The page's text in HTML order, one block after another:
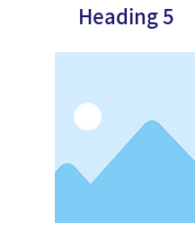
Heading 5